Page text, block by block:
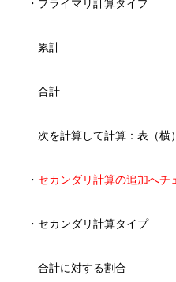
・プライマリ計算タイプ
累計
合計
次を計算して計算：表（横）
・ セカンダリ計算の追加へチ
・セカンダリ計算タイプ
合計に対する割合